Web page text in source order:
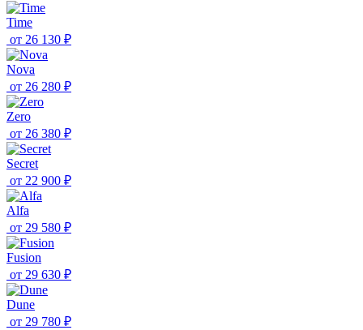
Time
от 26 130 ₽
Nova
от 26 280 ₽
Zero
от 26 380 ₽
Secret
от 22 900 ₽
Alfa
от 29 580 ₽
Fusion
от 29 630 ₽
Dune
от 29 780 ₽